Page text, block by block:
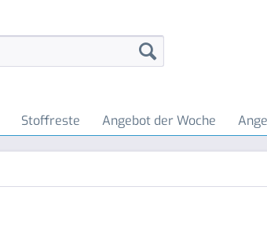
Stoffreste Angebot der Woche